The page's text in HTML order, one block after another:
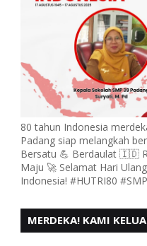
80 tahun Indonesia
Padang siap melangkah
Bersatu 💪 Berdaulat 🇮🇩
Maju 🚀 Selamat Hari
Indonesia! #HUTRI80
MERDEKA! KAMI